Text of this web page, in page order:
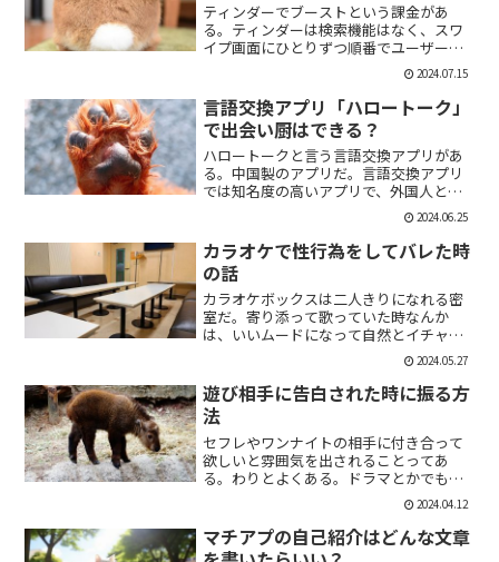
ティンダーでブーストという課金があ
る。ティンダーは検索機能はなく、スワ
イプ画面にひとりずつ順番でユーザーが
表示される。その順番を優先して表示す
ることができる課金がブーストだ。ブー
スト1つ消費で30分間、ブースト2つ消費
で2時間の優先表示がさ...
2024.07.15
言語交換アプリ「ハロートーク」
で出会い厨はできる？
ハロートークと言う言語交換アプリがあ
る。中国製のアプリだ。言語交換アプリ
では知名度の高いアプリで、外国人と知
り合いたい付き合いたいという人にも魅
力的には一見魅力的にうつる。外国人の
恋人欲しいよな。俺もエマワトソンと結
婚してえ。ではハロートー...
2024.06.25
カラオケで性行為をしてバレた時
の話
カラオケボックスは二人きりになれる密
室だ。寄り添って歌っていた時なんか
は、いいムードになって自然とイチャイ
チャしはじめてしまうこともある。俺も
よく出会い系で知り合った人とカラオケ
にいったりする。相手もその気だったり
するから、なんかいいムード...
2024.05.27
遊び相手に告白された時に振る方
法
セフレやワンナイトの相手に付き合って
欲しいと雰囲気を出されることってあ
る。わりとよくある。ドラマとかでも、
「1回やっただけで恋人面するな。」みた
いなのがあるけど、現実でもよくある。
そんな時に、相手を気付つけずいかに波
風立てずに振るか。遊び人...
2024.04.12
マチアプの自己紹介はどんな文章